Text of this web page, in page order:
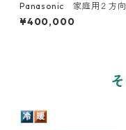
Panasonic 家庭用２方
ウジングエアコン 14～16
用
¥400,000